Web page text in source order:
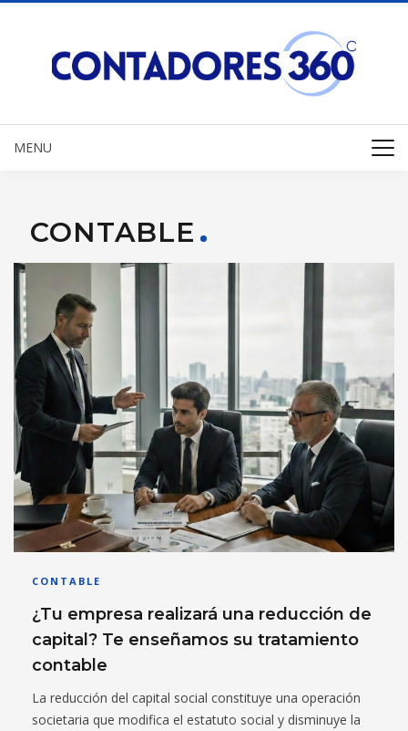
MENU
CONTABLE
CONTABLE
¿Tu empresa realizará una reducción de
capital? Te enseñamos su tratamiento
contable
La reducción del capital social constituye una operación
societaria que modifica el estatuto social y disminuye la